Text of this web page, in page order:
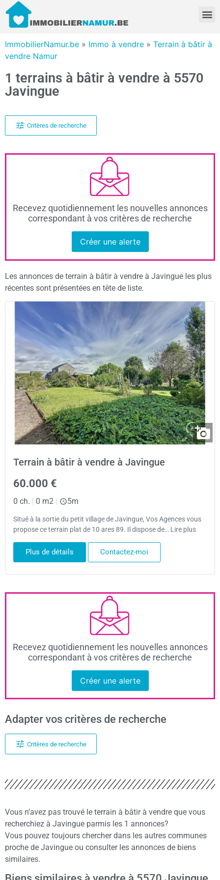
ImmobilierNamur.be » Immo à vendre » Terrain à bâtir à
vendre Namur
1 terrains à bâtir à vendre à 5570
Javingue
Critères de recherche
Recevez quotidiennement les nouvelles annonces
correspondant à vos critères de recherche
Créer une alerte
Les annonces de terrain à bâtir à vendre à Javingue les plus
récentes sont présentées en tête de liste.
Terrain à bâtir à vendre à Javingue
60.000 €
0 ch. | 0 m2 | 5m
Situé à la sortie du petit village de Javingue, Vos Agences vous
propose ce terrain plat de 10 ares 89. Il dispose de… Lire plus
Plus de détails Contactez-moi
Recevez quotidiennement les nouvelles annonces
correspondant à vos critères de recherche
Créer une alerte
Adapter vos critères de recherche
Critères de recherche
Vous n’avez pas trouvé le terrain à bâtir à vendre que vous
recherchiez à Javingue parmis les 1 annonces?
Vous pouvez toujours chercher dans les autres communes
proche de Javingue ou consulter les annonces de biens
similaires.